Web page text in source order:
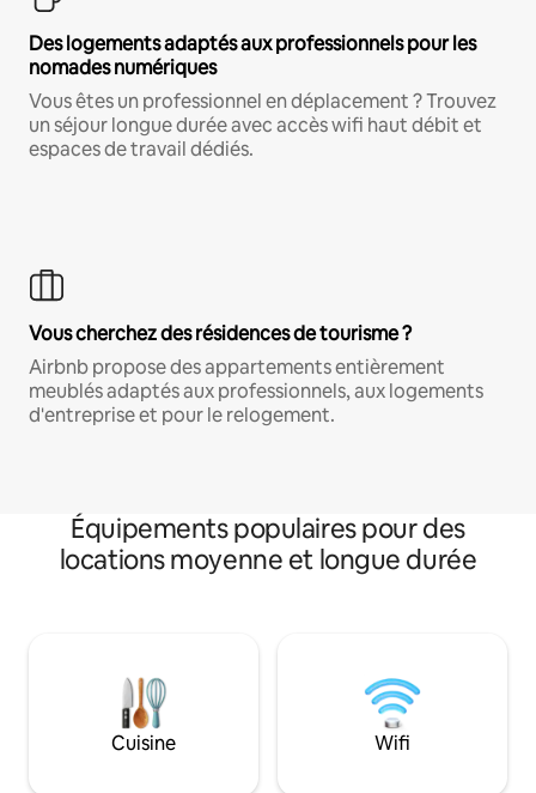
Des logements adaptés aux professionnels pour les
nomades numériques
Vous êtes un professionnel en déplacement ? Trouvez
un séjour longue durée avec accès wifi haut débit et
espaces de travail dédiés.
Vous cherchez des résidences de tourisme ?
Airbnb propose des appartements entièrement
meublés adaptés aux professionnels, aux logements
d'entreprise et pour le relogement.
Équipements populaires pour des
locations moyenne et longue durée
Cuisine Wifi